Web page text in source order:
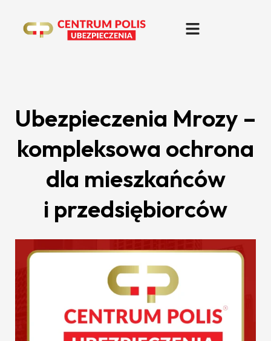
Ubezpieczenia Mrozy –
kompleksowa ochrona
dla mieszkańców
i przedsiębiorców